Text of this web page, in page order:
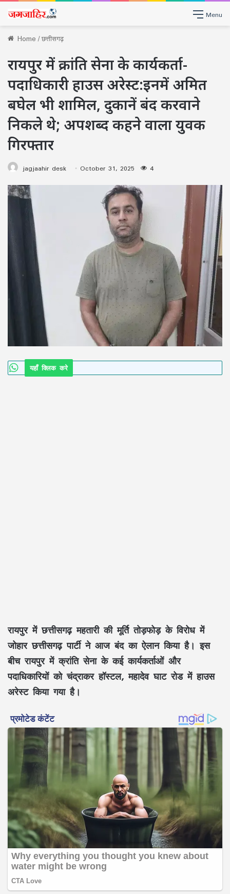
Menu
Home/छत्तीसगढ़
रायपुर में क्रांति सेना के कार्यकर्ता-
पदाधिकारी हाउस अरेस्ट:इनमें अमित
बघेल भी शामिल, दुकानें बंद करवाने
निकले थे; अपशब्द कहने वाला युवक
गिरफ्तार
jagjaahir desk October 31, 2025 4
यहाँ क्लिक करे
रायपुर में छत्तीसगढ़ महतारी की मूर्ति तोड़फोड़ के विरोध में
जोहार छत्तीसगढ़ पार्टी ने आज बंद का ऐलान किया है। इस
बीच रायपुर में क्रांति सेना के कई कार्यकर्ताओं और
पदाधिकारियों को चंद्राकर हॉस्टल, महादेव घाट रोड में हाउस
अरेस्ट किया गया है।